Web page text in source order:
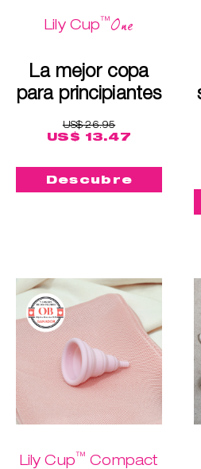
Lily Cup™One
La mejor copa
para principiantes
US$ 26.95
US$ 13.47
Descubre
Lily Cup™ Compact